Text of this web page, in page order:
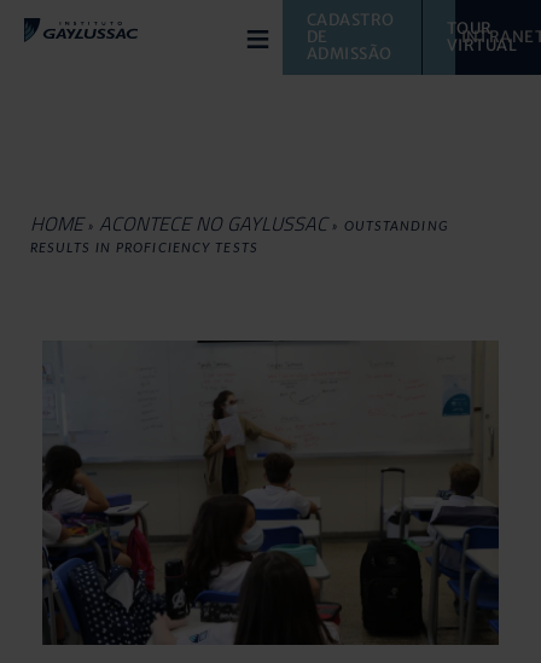
≡
CADASTRO
DE
ADMISSÃO
TOUR
VIRTUAL
HOME » ACONTECE NO GAYLUSSAC » OUTSTANDING
RESULTS IN PROFICIENCY TESTS